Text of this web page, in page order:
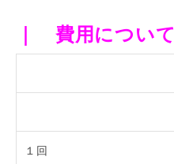
｜ 費用について
１回